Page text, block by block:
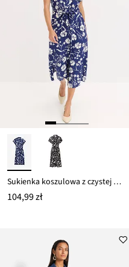
Sukienka koszulowa z czystej wiskozy
104,99 zł